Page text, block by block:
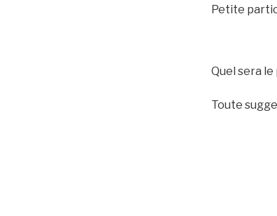
Petite
Quel sera
Toute